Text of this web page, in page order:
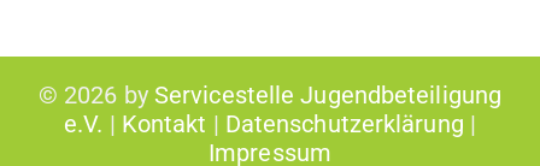
© 2026 by Servicestelle Jugendbeteiligung
e.V. | Kontakt | Datenschutzerklärung |
Impressum